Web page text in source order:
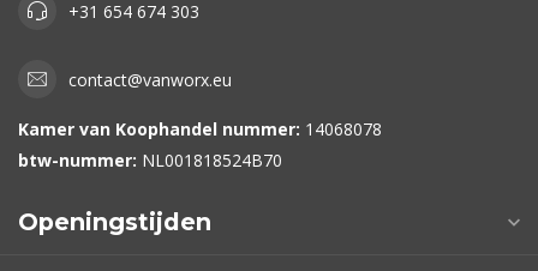
+31 654 674 303
contact@vanworx.eu
Kamer van Koophandel nummer: 14068078
btw-nummer: NL001818524B70
Openingstijden